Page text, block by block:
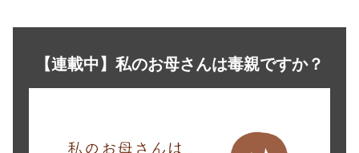
【連載中】私のお母さんは毒親ですか？